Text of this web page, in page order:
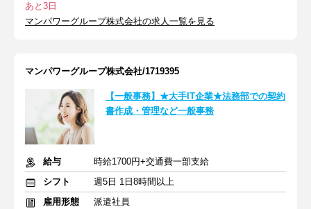
あと3日
マンパワーグループ株式会社の求人一覧を見る
マンパワーグループ株式会社/1719395
【一般事務】★大手IT企業★法務部での契約
書作成・管理など一般事務
給与
時給1700円+交通費一部支給
シフト
週5日 1日8時間以上
雇用形態
派遣社員